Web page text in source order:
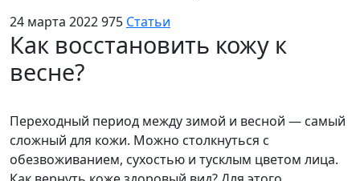
24 марта 2022975 Статьи
Как восстановить кожу к
весне?
Переходный период между зимой и весной — самый
сложный для кожи. Можно столкнуться с
обезвоживанием, сухостью и тусклым цветом лица.